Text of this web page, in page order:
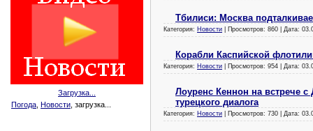
Загрузка...
Погода Новости , загрузка...
Тбилиси: Москва
Категория: Новости | Просмотров: 860 | Дата:
Корабли Каспийской
Категория: Новости | Просмотров: 954 | Дата:
Лоуренс Кеннон на встрече
турецкого диалога
Категория: Новости | Просмотров: 730 | Дата: